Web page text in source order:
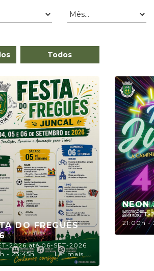
Todos
DO FREGUÊS
2026 até 06-SET-2026
- 23:45h
Ler mais ...
NEON
04-SET-
21:00h